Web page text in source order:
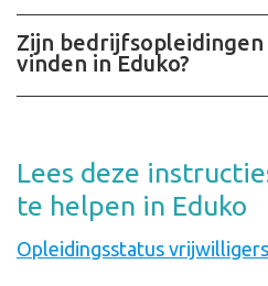
Zijn
vinden in Eduko?
Lees deze
te helpen in Eduko
Opleidingsstatus